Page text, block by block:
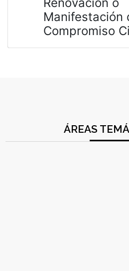
Manifestación
Compromiso
ÁREAS